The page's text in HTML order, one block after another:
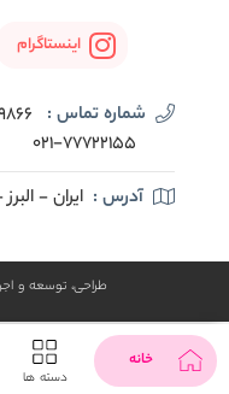
اینستاگرام
شماره تماس :
021-77722155
آدرس : ایران -
طراحی، توسعه و
خانه
دسته ها